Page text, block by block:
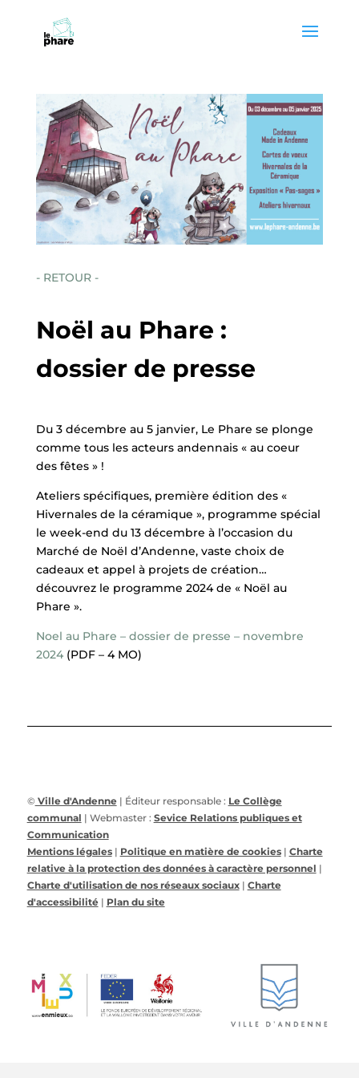
Content
navigation
- RETOUR -
Noël au Phare :
dossier de presse
Du 3 décembre au 5 janvier, Le Phare se plonge
comme tous les acteurs andennais « au coeur
des fêtes » !
Ateliers spécifiques, première édition des «
Hivernales de la céramique », programme spécial
le week-end du 13 décembre à l’occasion du
Marché de Noël d’Andenne, vaste choix de
cadeaux et appel à projets de création…
découvrez le programme 2024 de « Noël au
Phare ».
Noel au Phare – dossier de presse – novembre
2024(PDF – 4 MO)
© Ville d'Andenne| Éditeur responsable : Le Collège
communal | Webmaster : Sevice Relations publiques et
Communication
Mentions légales| Politique en matière de cookies| Charte
relative à la protection des données à caractère personnel |
Charte d'utilisation de nos réseaux sociaux| Charte
d'accessibilité| Plan du site